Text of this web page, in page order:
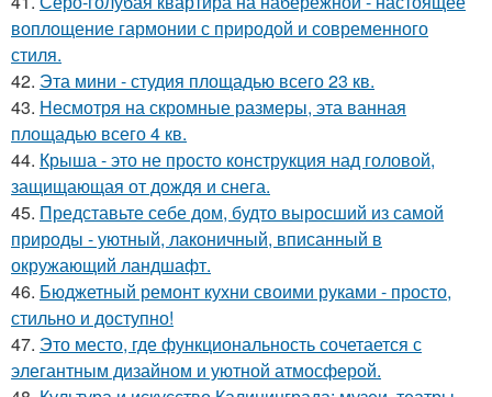
воплощение гармонии с природой и современного
стиля.
42. Эта мини - студия площадью всего 23 кв.
43. Несмотря на скромные размеры, эта ванная
площадью всего 4 кв.
44. Крыша - это не просто конструкция над головой,
защищающая от дождя и снега.
45. Представьте себе дом, будто выросший из самой
природы - уютный, лаконичный, вписанный в
окружающий ландшафт.
46. Бюджетный ремонт кухни своими руками - просто,
стильно и доступно!
47. Это место, где функциональность сочетается с
элегантным дизайном и уютной атмосферой.